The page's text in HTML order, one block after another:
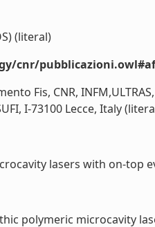
(literal)
cnr/
Fis, CNR,
I-73100 Lecce, Italy
lasers with on-top
polymeric microcavity